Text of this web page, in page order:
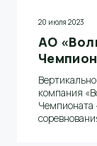
20 июля 2023
АО
компания
Чемпионата